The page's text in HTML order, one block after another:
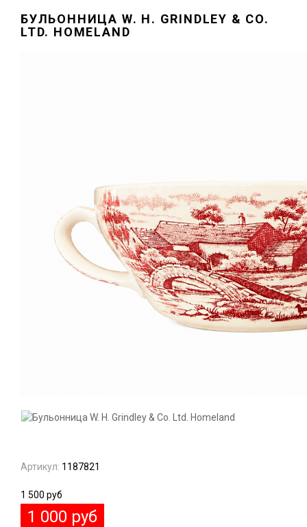
БУЛЬОННИЦА W. H. GRINDLEY & CO.
LTD. HOMELAND
Артикул: 1187821
1 500 руб
1 000 руб